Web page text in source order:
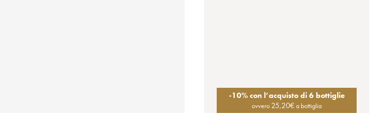
-10% con l’acquisto di 6 bottiglie
ovvero 25,20€a bottiglia